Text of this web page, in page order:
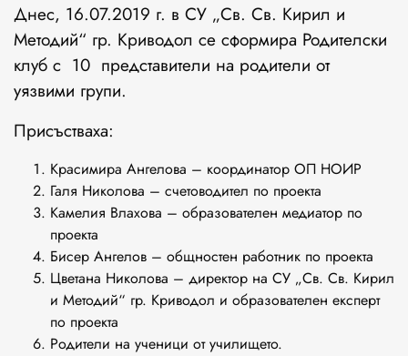
Днес, 16.07.2019 г. в СУ „Св. Св. Кирил и
Методий“ гр. Криводол се сформира Родителски
клуб с 10 представители на родители от
уязвими групи.
Присъстваха:
Красимира Ангелова – координатор ОП НОИР
Галя Николова – счетоводител по проекта
Камелия Влахова – образователен медиатор по
проекта
Бисер Ангелов – общностен работник по проекта
Цветана Николова – директор на СУ „Св. Св. Кирил
и Методий“ гр. Криводол и образователен експерт
по проекта
Родители на ученици от училището.